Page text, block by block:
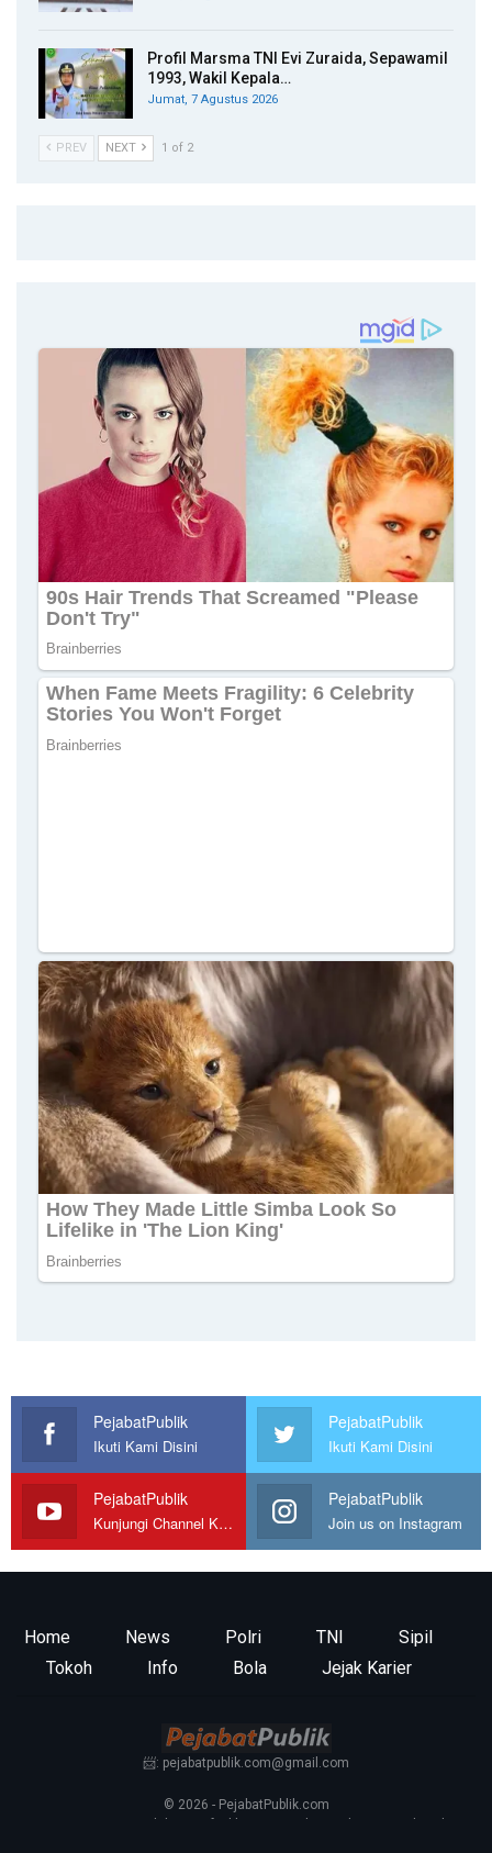
Profil Marsma TNI Evi Zuraida, Sepawamil
1993, Wakil Kepala…
Jumat, 7 Agustus 2026
PREV NEXT 1 of 2
PejabatPublik
Ikuti Kami Disini
PejabatPublik
Ikuti Kami Disini
PejabatPublik
Kunjungi Channel Kami
PejabatPublik
Join us on Instagram
Home News Polri TNI
Sipil
Tokoh
Info Bola Jejak Karier
📨: pejabatpublik.com@gmail.com
© 2026 - PejabatPublik.com